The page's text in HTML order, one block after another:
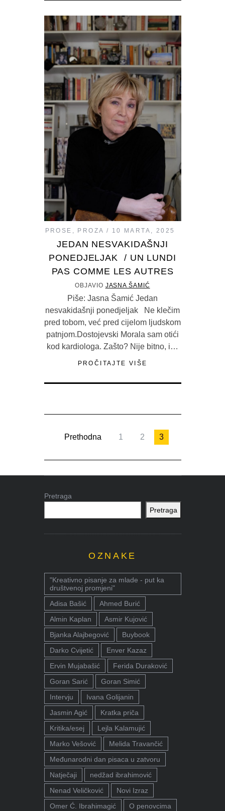
PROSE , PROZA 10 MARTA, 2025
JEDAN NESVAKIDAŠNJI
PONEDJELJAK / UN LUNDI
PAS COMME LES AUTRES
OBJAVIO JASNA ŠAMIĆ
Piše: Jasna Šamić Jedan
nesvakidašnji ponedjeljak Ne klečim
pred tobom, već pred cijelom ljudskom
patnjom.Dostojevski Morala sam otići
kod kardiologa. Zašto? Nije bitno, i…
PROČITAJTE VIŠE
Prethodna 1 2 3
Pretraga
Pretraga
OZNAKE
"Kreativno pisanje za mlade - put ka
društvenoj promjeni"
Adisa Bašić
Ahmed Burić
Almin Kaplan
Asmir Kujović
Bjanka Alajbegović
Buybook
Darko Cvijetić
Enver Kazaz
Ervin Mujabašić
Ferida Duraković
Goran Sarić
Goran Simić
Intervju
Ivana Golijanin
Jasmin Agić
Kratka priča
Kritika/esej
Lejla Kalamujić
Marko Vešović
Melida Travančić
Međunarodni dan pisaca u zatvoru
Natječaji
nedžad ibrahimović
Nenad Veličković
Novi Izraz
Omer Ć. Ibrahimagić
O penovcima